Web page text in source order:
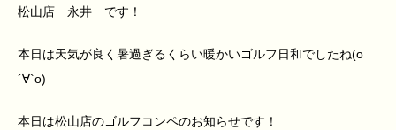
松山店 永井 です！
本日は天気が良く暑過ぎるくらい暖かいゴルフ日和でしたね(о
´∀`о)
本日は松山店のゴルフコンペのお知らせです！